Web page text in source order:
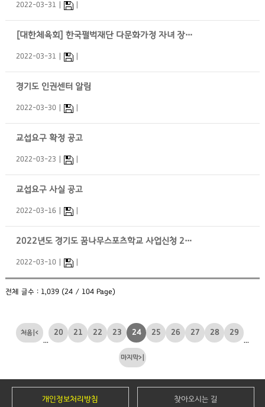
2022-03-31
[대한체육회] 한국펄벅재단 다문화가정 자녀 장학지원(펄벅 Scholarship 2022) 사업 알림
2022-03-31
경기도 인권센터 알림
2022-03-30
교섭요구 확정 공고
2022-03-23
교섭요구 사실 공고
2022-03-16
2022년도 경기도 꿈나무스포츠학교 사업신청 2차 공고
2022-03-10
전체 글수 : 1,039 (24 / 104 Page)
|<
...
20 21 22 23 24 25 26 27 28 29
...
>|
개인정보처리방침 찾아오시는 길